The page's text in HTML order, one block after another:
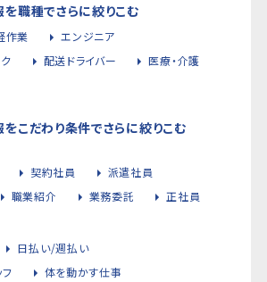
職種でさらに絞りこむ
作業
エンジニア
配送ドライバー
医療・介護
こだわり条件でさらに絞りこむ
契約社員
派遣社員
職業紹介 業務委託 正社員
日払い/週払い
体を動かす仕事